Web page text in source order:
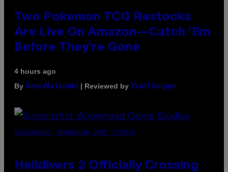
Two Pokemon TCG Restocks
Are Live On Amazon—Catch ‘Em
Before They’re Gone
4 hours ago
By Sam Watanuki | Reviewed by Ysolt Usigan
SCREENSHOT: ARROWHEAD GAME STUDIOS
Helldivers 2 Officially Crossing